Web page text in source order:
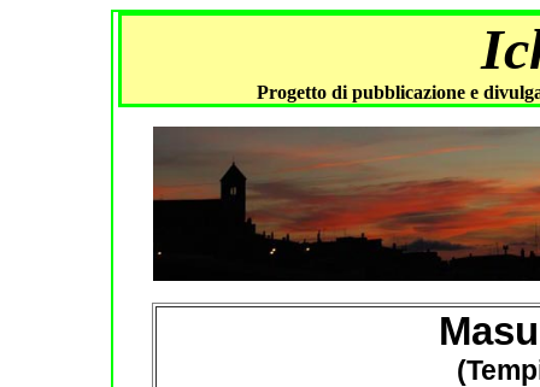
Progetto di pubblicazione e